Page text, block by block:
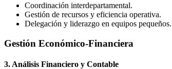
Coordinación interdepartamental.
Gestión de recursos y eficiencia operativa.
Delegación y liderazgo en equipos pequeños.
Gestión Económico-Financiera
3. Análisis Financiero y Contable